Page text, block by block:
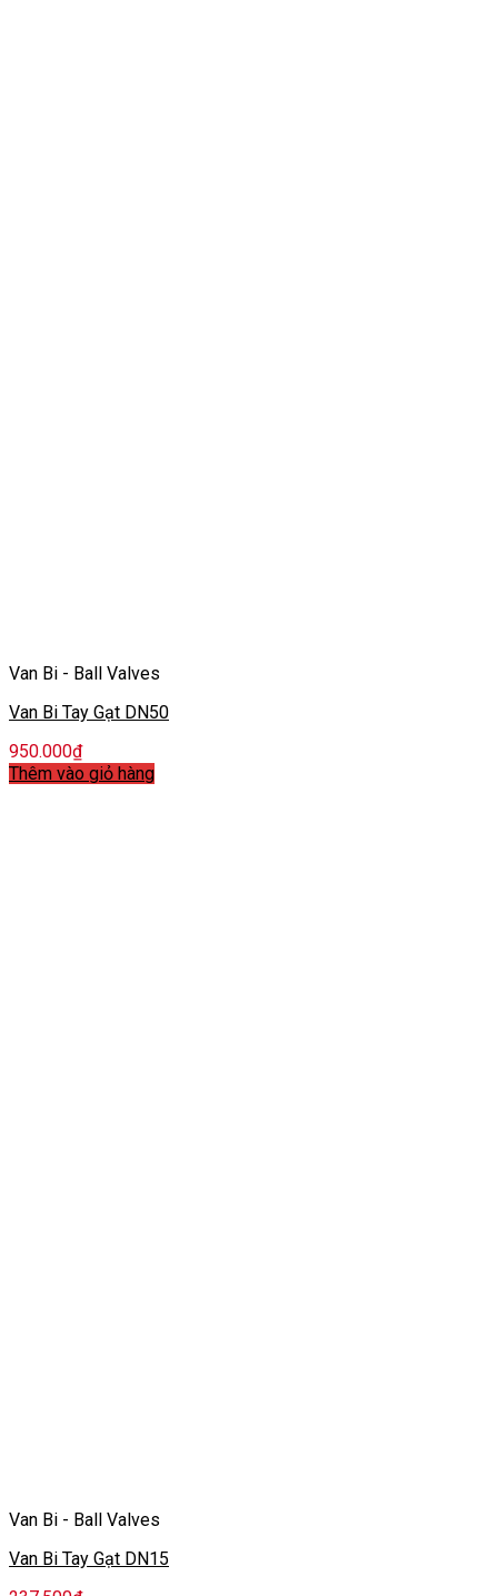
Van Bi - Ball Valves
Van Bi Tay Gạt DN50
950.000₫
Thêm vào giỏ hàng
Van Bi - Ball Valves
Van Bi Tay Gạt DN15